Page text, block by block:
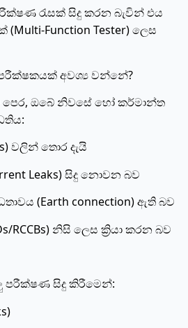
රැසක් සිදු කරන බැවින් එය
(Multi-Function Tester) ලෙස
අවශ්‍ය වන්නේ?
පෙර, ඔබේ නිවසේ හෝ කර්මාන්ත
වලින් තොර දැයි
Leaks) සිදු නොවන බව
(Earth connection) ඇති බව
RCCBs) නිසි ලෙස ක්‍රියා කරන බව
පරීක්ෂණ සිදු කිරීමෙන්: